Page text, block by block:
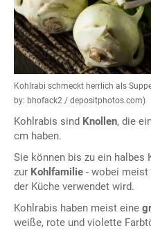
Kohlrabi schmeckt herrlich als
by: bhofack2 / depositphotos.com)
Kohlrabis sind Knollen, die
cm haben.
Sie können bis zu ein halbes
zur Kohlfamilie - wobei meist
der Küche verwendet wird.
Kohlrabis haben meist eine
weiße, rote und violette